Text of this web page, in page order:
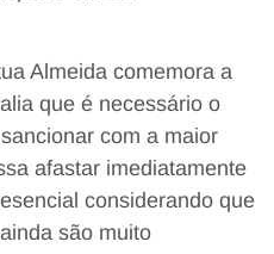
Almeida comemora a
que é necessário o
com a maior
afastar imediatamente
considerando que
são muito